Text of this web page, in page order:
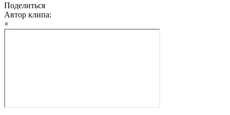
Поделиться
Автор клипа:
×